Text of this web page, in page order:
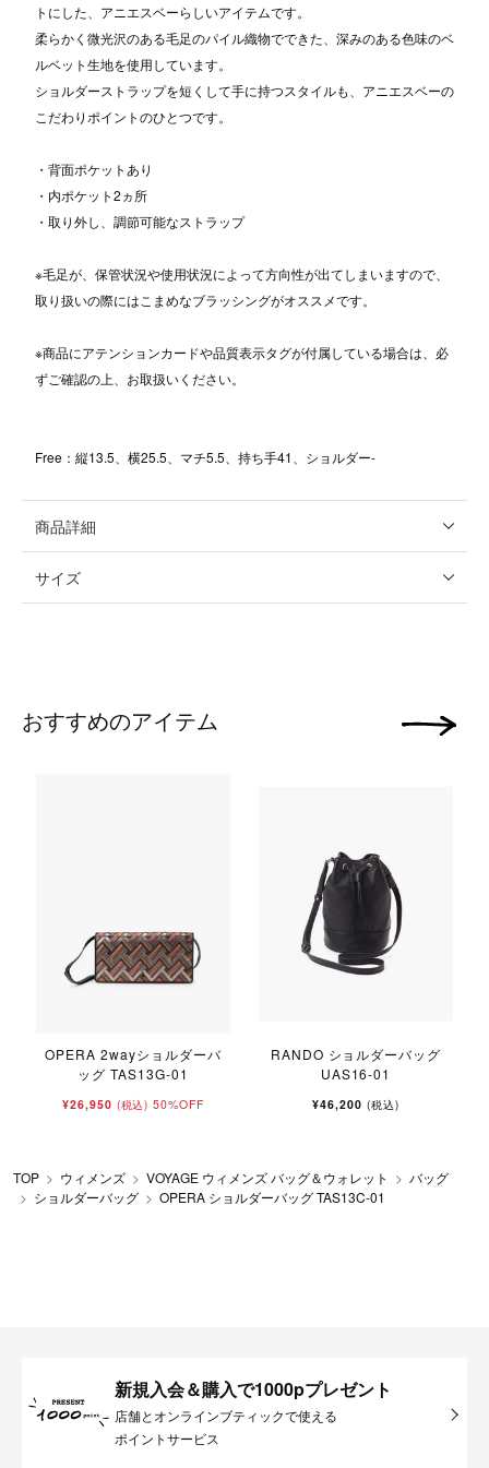
トにした、アニエスベーらしいアイテムです。
柔らかく微光沢のある毛足のパイル織物でできた、深みのある色味のベ
ルベット生地を使用しています。
ショルダーストラップを短くして手に持つスタイルも、アニエスベーの
こだわりポイントのひとつです。
・背面ポケットあり
・内ポケット2ヵ所
・取り外し、調節可能なストラップ
※毛足が、保管状況や使用状況によって方向性が出てしまいますので、
取り扱いの際にはこまめなブラッシングがオススメです。
※商品にアテンションカードや品質表示タグが付属している場合は、必
ずご確認の上、お取扱いください。
Free：縦13.5、横25.5、マチ5.5、持ち手41、ショルダー-
商品詳細
サイズ
おすすめのアイテム
OPERA 2wayショルダーバ
ッグ TAS13G-01
¥26,950 (税込) 50%OFF
RANDO ショルダーバッグ
UAS16-01
¥46,200 (税込)
次の画像
TOP ウィメンズ VOYAGE ウィメンズ バッグ＆ウォレット
バッグ
ショルダーバッグ
OPERA ショルダーバッグ TAS13C-01
新規入会＆購入で1000pプレゼント
店舗とオンラインブティックで使える
ポイントサービス